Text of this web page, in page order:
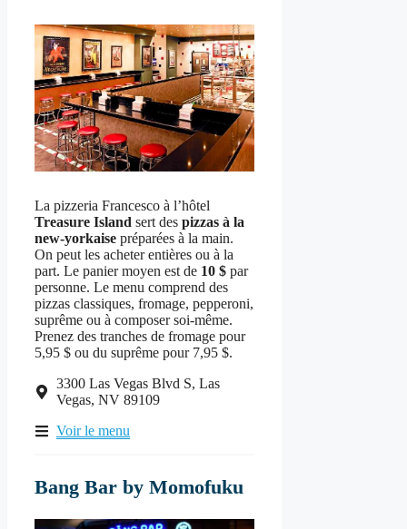
La pizzeria Francesco à l’hôtel
Treasure Island sert des pizzas à la
new-yorkaise préparées à la main.
On peut les acheter entières ou à la
part. Le panier moyen est de 10 $ par
personne. Le menu comprend des
pizzas classiques, fromage, pepperoni,
suprême ou à composer soi-même.
Prenez des tranches de fromage pour
5,95 $ ou du suprême pour 7,95 $.
3300 Las Vegas Blvd S, Las
Vegas, NV 89109
Voir le menu
Bang Bar by Momofuku